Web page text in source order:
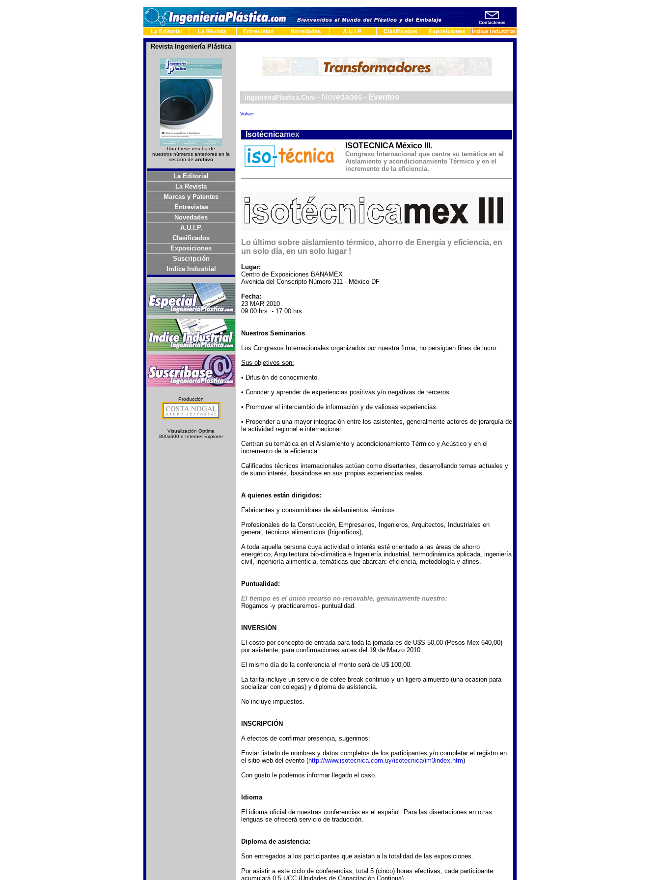
Revista Ingeniería Plástica
Una breve reseña de
nuestros números anteriores en la
sección de archivo
La Editorial
La Revista
Marcas y Patentes
Entrevistas
Novedades
A.U.I.P.
Clasificados
Exposiciones
Suscripción
Indice Industrial
Producción
Visualización Optima
800x600 e Internet Explorer
IngenieriaPlastica.Com - Novedades - Eventos
Volver
Isotécnicamex
ISOTECNICA México III.
Congreso Internacional que centra su temática en el
Aislamiento y acondicionamiento Térmico y en el
incremento de la eficiencia.
Lo último sobre aislamiento térmico, ahorro de Energía y eficiencia, en
un solo día, en un solo lugar !
Lugar:
Centro de Exposiciones BANAMEX
Avenida del Conscripto Número 311 - México DF
Fecha:
23 MAR 2010
09:00 hrs. - 17:00 hrs.
Nuestros Seminarios
Los Congresos Internacionales organizados por nuestra firma, no persiguen fines de lucro.
Sus objetivos son:
• Difusión de conocimiento.
• Conocer y aprender de experiencias positivas y/o negativas de terceros.
• Promover el intercambio de información y de valiosas experiencias.
• Propender a una mayor integración entre los asistentes, generalmente actores de jerarquía de
la actividad regional e internacional.
Centran su temática en el Aislamiento y acondicionamiento Térmico y Acústico y en el
incremento de la eficiencia.
Calificados técnicos internacionales actúan como disertantes, desarrollando temas actuales y
de sumo interés, basándose en sus propias experiencias reales.
A quienes están dirigidos:
Fabricantes y consumidores de aislamientos térmicos.
Profesionales de la Construcción, Empresarios, Ingenieros, Arquitectos, Industriales en
general, técnicos alimenticios (frigoríficos),
A toda aquella persona cuya actividad o interés esté orientado a las áreas de ahorro
energético, Arquitectura bio-climática e Ingeniería industrial, termodinámica aplicada, ingeniería
civil, ingeniería alimenticia, temáticas que abarcan: eficiencia, metodología y afines.
Puntualidad:
El tiempo es el único recurso no renovable, genuinamente nuestro:
Rogamos -y practicaremos- puntualidad.
INVERSIÓN
El costo por concepto de entrada para toda la jornada es de U$S 50,00 (Pesos Mex 640,00)
por asistente, para confirmaciones antes del 19 de Marzo 2010.
El mismo día de la conferencia el monto será de U$ 100,00.
La tarifa incluye un servicio de cofee break continuo y un ligero almuerzo (una ocasión para
socializar con colegas) y diploma de asistencia.
No incluye impuestos.
INSCRIPCIÓN
A efectos de confirmar presencia, sugerimos:
Enviar listado de nombres y datos completos de los participantes y/o completar el registro en
el sitio web del evento (http://www.isotecnica.com.uy/isotecnica/im3index.htm)
Con gusto le podemos informar llegado el caso.
Idioma
El idioma oficial de nuestras conferencias es el español. Para las disertaciones en otras
lenguas se ofrecerá servicio de traducción.
Diploma de asistencia:
Son entregados a los participantes que asistan a la totalidad de las exposiciones.
Por asistir a este ciclo de conferencias, total 5 (cinco) horas efectivas, cada participante
acumulará 0,5 UCC (Unidades de Capacitación Continua)